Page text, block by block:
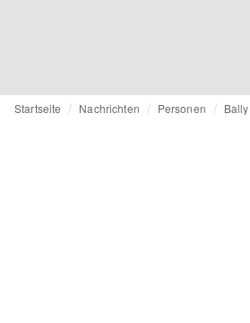
Startseite Nachrichten Personen